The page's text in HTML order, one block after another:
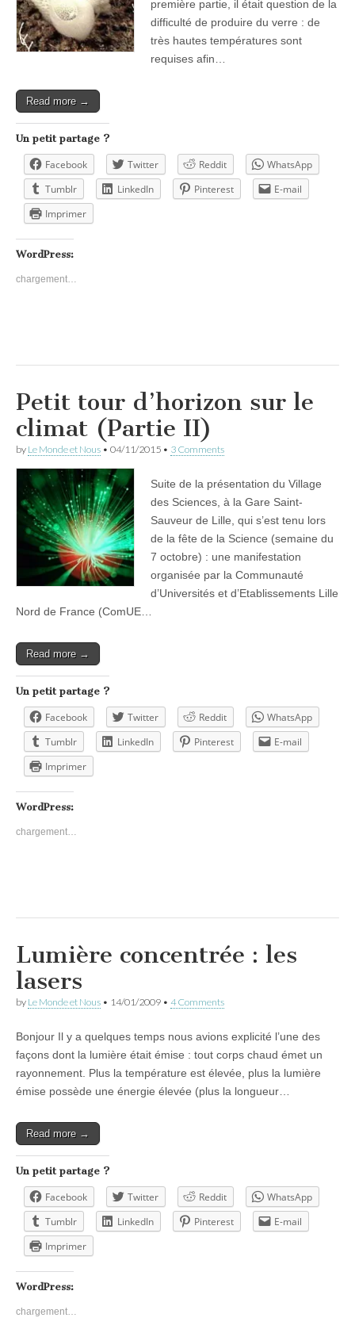
première partie, il était question de la
difficulté de produire du verre : de
très hautes températures sont
requises afin…
Read more →
Un petit partage ?
Facebook Twitter Reddit
WhatsApp
Tumblr
LinkedIn Pinterest
E-mail
Imprimer
WordPress:
chargement…
Petit tour d’horizon sur le
climat (Partie II)
by Le Monde et Nous • 04/11/2015 • 3 Comments
Suite de la présentation du Village
des Sciences, à la Gare Saint-
Sauveur de Lille, qui s’est tenu lors
de la fête de la Science (semaine du
7 octobre) : une manifestation
organisée par la Communauté
d’Universités et d’Etablissements Lille
Nord de France (ComUE…
Read more →
Un petit partage ?
Facebook Twitter Reddit
WhatsApp
Tumblr
LinkedIn Pinterest
E-mail
Imprimer
WordPress:
chargement…
Lumière concentrée : les
lasers
by Le Monde et Nous • 14/01/2009 • 4 Comments
Bonjour Il y a quelques temps nous avions explicité l’une des
façons dont la lumière était émise : tout corps chaud émet un
rayonnement. Plus la température est élevée, plus la lumière
émise possède une énergie élevée (plus la longueur…
Read more →
Un petit partage ?
Facebook Twitter Reddit
WhatsApp
Tumblr
LinkedIn Pinterest
E-mail
Imprimer
WordPress:
chargement…